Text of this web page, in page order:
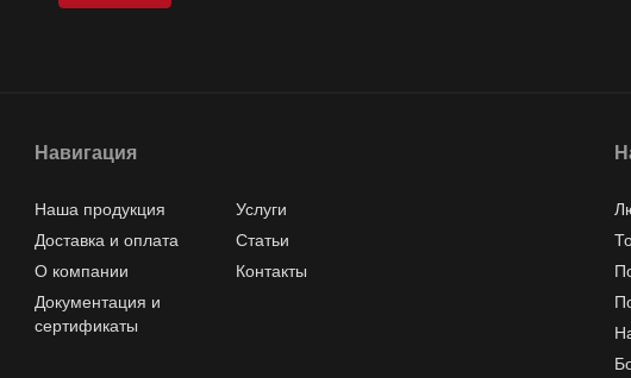
Навигация
Наша продукция
Услуги
Доставка и оплата
Статьи
О компании
Контакты
Документация и
сертификаты